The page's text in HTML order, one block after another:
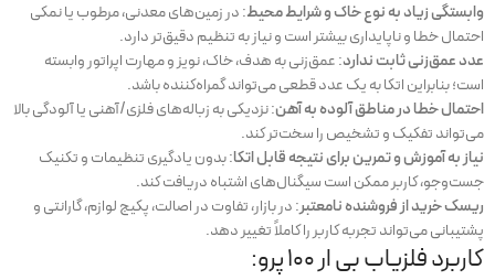
وابستگی زیاد به نوع خاک و شرایط محیط: در زمین‌های معدنی، مرطوب یا نمکی
احتمال خطا و ناپایداری بیشتر است و نیاز به تنظیم دقیق‌تر دارد.
عدد عمق‌زنی ثابت ندارد: عمق‌زنی به هدف، خاک، نویز و مهارت اپراتور وابسته
است؛ بنابراین اتکا به یک عدد قطعی می‌تواند گمراه‌کننده باشد.
احتمال خطا در مناطق آلوده به آهن: نزدیکی به زباله‌های فلزی/آهنی یا آلودگی بالا
می‌تواند تفکیک و تشخیص را سخت‌تر کند.
نیاز به آموزش و تمرین برای نتیجه قابل اتکا: بدون یادگیری تنظیمات و تکنیک
جست‌وجو، کاربر ممکن است سیگنال‌های اشتباه دریافت کند.
ریسک خرید از فروشنده نامعتبر: در بازار، تفاوت در اصالت، پکیج لوازم، گارانتی و
پشتیبانی می‌تواند تجربه کاربر را کاملاً تغییر دهد.
کاربرد فلزیاب بی ار 100 پرو: